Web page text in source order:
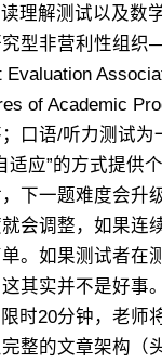
理解测试以及数
究型非营利性组
Evaluation
of Academic
口语/听力测试为
适应”的方式提供
下一题难度会升
会调整，如果连
。如果测试者在
其实并不是好事。
时20分钟，老师
整的文章架构（